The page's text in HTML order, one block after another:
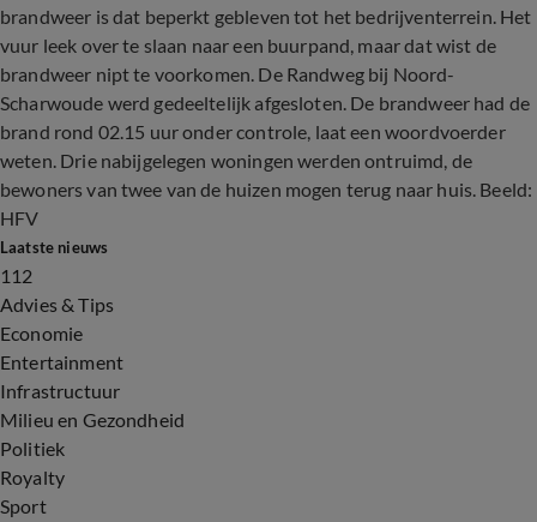
brandweer is dat beperkt gebleven tot het bedrijventerrein. Het
vuur leek over te slaan naar een buurpand, maar dat wist de
brandweer nipt te voorkomen. De Randweg bij Noord-
Scharwoude werd gedeeltelijk afgesloten. De brandweer had de
brand rond 02.15 uur onder controle, laat een woordvoerder
weten. Drie nabijgelegen woningen werden ontruimd, de
bewoners van twee van de huizen mogen terug naar huis. Beeld:
HFV
Laatste nieuws
112
Advies & Tips
Economie
Entertainment
Infrastructuur
Milieu en Gezondheid
Politiek
Royalty
Sport